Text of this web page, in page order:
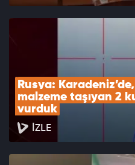
Rusya:
malzeme taşıyan 2
vurduk
İZLE